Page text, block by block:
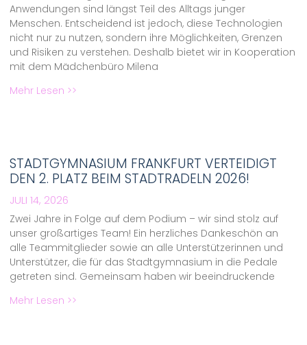
Anwendungen sind längst Teil des Alltags junger
Menschen. Entscheidend ist jedoch, diese Technologien
nicht nur zu nutzen, sondern ihre Möglichkeiten, Grenzen
und Risiken zu verstehen. Deshalb bietet wir in Kooperation
mit dem Mädchenbüro Milena
Mehr Lesen >>
STADTGYMNASIUM FRANKFURT VERTEIDIGT
DEN 2. PLATZ BEIM STADTRADELN 2026!
JULI 14, 2026
Zwei Jahre in Folge auf dem Podium – wir sind stolz auf
unser großartiges Team! Ein herzliches Dankeschön an
alle Teammitglieder sowie an alle Unterstützerinnen und
Unterstützer, die für das Stadtgymnasium in die Pedale
getreten sind. Gemeinsam haben wir beeindruckende
Mehr Lesen >>